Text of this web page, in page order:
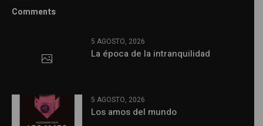
Comments
5 AGOSTO, 2026
La época de la intranquilidad
5 AGOSTO, 2026
Los amos del mundo